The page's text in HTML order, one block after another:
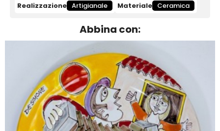
Realizzazione Artigianale Materiale Ceramica
Abbina con: